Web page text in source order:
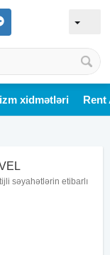
xidmətləri Rent
səyahətlərin etibarlı